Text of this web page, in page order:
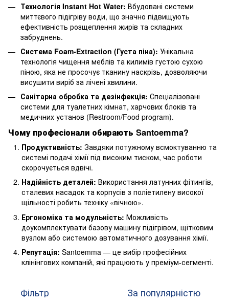
Технологія Instant Hot Water: Вбудовані системи
миттєвого підігріву води, що значно підвищують
ефективність розщеплення жирів та складних
забруднень.
Система Foam-Extraction (Густа піна): Унікальна
технологія чищення меблів та килимів густою сухою
піною, яка не просочує тканину наскрізь, дозволяючи
висушити виріб за лічені хвилини.
Санітарна обробка та дезінфекція: Спеціалізовані
системи для туалетних кімнат, харчових блоків та
медичних установ (Restroom/Food program).
Чому професіонали обирають Santoemma?
Продуктивність: Завдяки потужному всмоктуванню та
системі подачі хімії під високим тиском, час роботи
скорочується вдвічі.
Надійність деталей: Використання латунних фітингів,
сталевих насадок та корпусів з поліетилену високої
щільності робить техніку «вічною».
Ергономіка та модульність: Можливість
доукомплектувати базову машину підігрівом, щітковим
вузлом або системою автоматичного дозування хімії.
Репутація: Santoemma — це вибір професійних
клінінгових компаній, які працюють у преміум-сегменті.
Фільтр За популярністю